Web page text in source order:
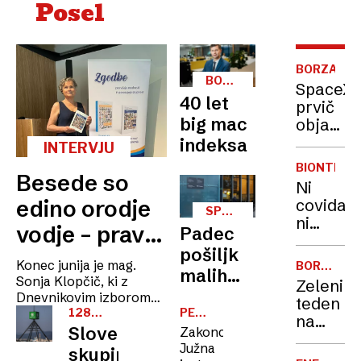
Posel
INTERVJU
Besede so
edino orodje
vodje – prave
motivirajo,
napačne
prizadenejo in
blokirajo
Konec junija je mag.
Sonja Klopčič, ki z
Dnevnikovim izborom
najboljšega
zaposlovalca Zlata nit
sodeluje že vrsto let kot
BORZNI
KOMENTAR
40 let
big mac
indeksa
SPLETNI
NAKUPI
Padec
pošiljk
malih
novi
stroški
128
MILIJONOV
Slovenska
skupina
PERSPEKTIVA
FT
Zakonca
Južna
BORZA
SpaceX
prvič
objavil
finančne
a še
vedno
izgublja
BIONTECH
Ni
covida,
ni
dobička
BORZNI
Zeleni
teden
na
borzah,
Fed